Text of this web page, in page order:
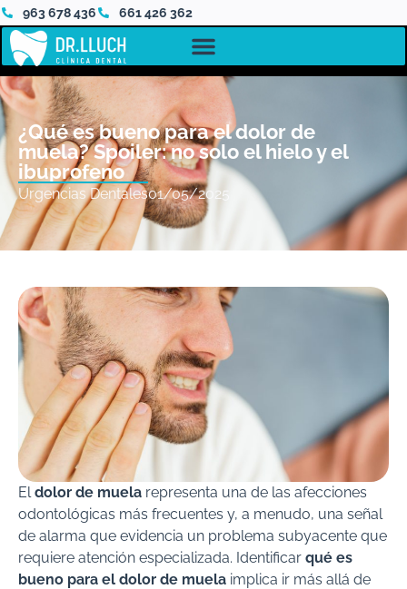
963 678 436 661 426 362
¿Qué es bueno para el dolor de
muela? Spoiler: no solo el hielo y el
ibuprofeno
Urgencias Dentales01/05/2025
Eldolor de muela representa una de las afecciones
odontológicas más frecuentes y, a menudo, una señal
de alarma que evidencia un problema subyacente que
requiere atención especializada. Identificar qué es
bueno para el dolor de muela implica ir más allá de